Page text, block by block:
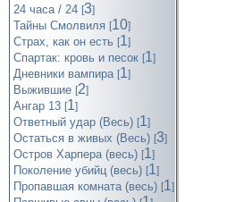
24 часа / 24 [3]
Тайны Смолвиля [10]
Страх, как он есть [1]
Спартак: кровь и песок [1]
Дневники вампира [1]
Выжившие [2]
Ангар 13 [1]
Ответный удар (Весь) [1]
Остаться в живых (Весь) [3]
Остров Харпера (весь) [1]
Поколение убийц (весь) [1]
Пропавшая комната (весь) [1]